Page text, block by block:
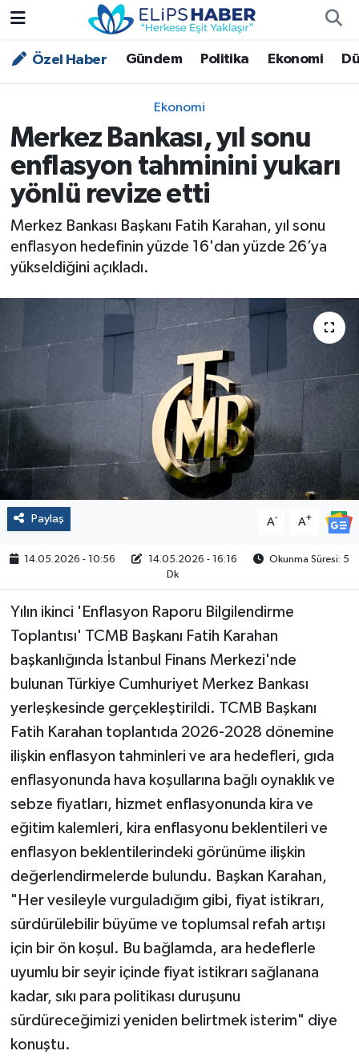
Özel Haber Gündem Politika Ekonomi
Ekonomi
Merkez Bankası, yıl sonu
enflasyon tahminini yukarı
yönlü revize etti
Merkez Bankası Başkanı Fatih Karahan, yıl sonu
enflasyon hedefinin yüzde 16'dan yüzde 26’ya
yükseldiğini açıkladı.
Paylaş A- A+
14.05.2026 - 10:56 14.05.2026 - 16:16
Okunma Süresi: 5
Dk
Yılın ikinci 'Enflasyon Raporu Bilgilendirme
Toplantısı' TCMB Başkanı Fatih Karahan
başkanlığında İstanbul Finans Merkezi'nde
bulunan Türkiye Cumhuriyet Merkez Bankası
yerleşkesinde gerçekleştirildi. TCMB Başkanı
Fatih Karahan toplantıda 2026-2028 dönemine
ilişkin enflasyon tahminleri ve ara hedefleri, gıda
enflasyonunda hava koşullarına bağlı oynaklık ve
sebze fiyatları, hizmet enflasyonunda kira ve
eğitim kalemleri, kira enflasyonu beklentileri ve
enflasyon beklentilerindeki görünüme ilişkin
değerlendirmelerde bulundu. Başkan Karahan,
"Her vesileyle vurguladığım gibi, fiyat istikrarı,
sürdürülebilir büyüme ve toplumsal refah artışı
için bir ön koşul. Bu bağlamda, ara hedeflerle
uyumlu bir seyir içinde fiyat istikrarı sağlanana
kadar, sıkı para politikası duruşunu
sürdüreceğimizi yeniden belirtmek isterim" diye
konuştu.
Özel Haber
Asayiş
Bilim - Teknoloji
Çevre - İklim
Dünya
Kültür - Sanat
Magazin
Spor
Yaşam
Çalışma Hayatı
Kadın
Yurt
Nöbetçi Eczaneler
Trafik Durumu
Süper Lig Puan Durumu ve Fikstür
Tüm Manşetler
Son Dakika Haberleri